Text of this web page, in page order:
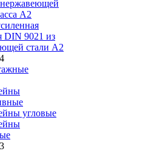
A2
DIN 9021 из
стали А2
угловые